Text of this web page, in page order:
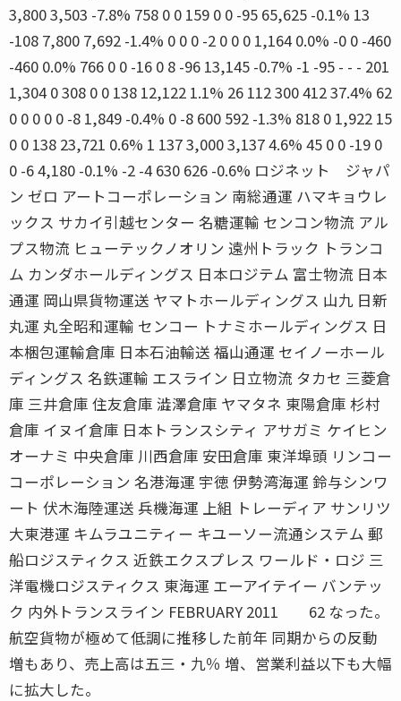
3,800 3,503 -7.8% 758 0 0 159 0 0 -95 65,625 -0.1% 13
-108 7,800 7,692 -1.4% 0 0 0 -2 0 0 0 1,164 0.0% -0 0 -460
-460 0.0% 766 0 0 -16 0 8 -96 13,145 -0.7% -1 -95 - - - 201
1,304 0 308 0 0 138 12,122 1.1% 26 112 300 412 37.4% 62
0 0 0 0 0 -8 1,849 -0.4% 0 -8 600 592 -1.3% 818 0 1,922 15
0 0 138 23,721 0.6% 1 137 3,000 3,137 4.6% 45 0 0 -19 0
0 -6 4,180 -0.1% -2 -4 630 626 -0.6% ロジネット ジャパ
ン ゼロ アートコーポレーション 南総通運 ハマキョウレ
ックス サカイ引越センター 名糖運輸 センコン物流 アル
プス物流 ヒューテックノオリン 遠州トラック トランコ
ム カンダホールディングス 日本ロジテム 富士物流 日本
通運 岡山県貨物運送 ヤマトホールディングス 山九 日新
丸運 丸全昭和運輸 センコー トナミホールディングス 日
本梱包運輸倉庫 日本石油輸送 福山通運 セイノーホール
ディングス 名鉄運輸 エスライン 日立物流 タカセ 三菱倉
庫 三井倉庫 住友倉庫 澁澤倉庫 ヤマタネ 東陽倉庫 杉村
倉庫 イヌイ倉庫 日本トランスシティ アサガミ ケイヒン
オーナミ 中央倉庫 川西倉庫 安田倉庫 東洋埠頭 リンコー
コーポレーション 名港海運 宇徳 伊勢湾海運 鈴与シンワ
ート 伏木海陸運送 兵機海運 上組 トレーディア サンリツ
大東港運 キムラユニティー キユーソー流通システム 郵
船ロジスティクス 近鉄エクスプレス ワールド・ロジ 三
洋電機ロジスティクス 東海運 エーアイテイー バンテッ
ク 内外トランスライン FEBRUARY 2011 62 なった。
航空貨物が極めて低調に推移した前年 同期からの反動
増もあり、売上高は五三・九％ 増、営業利益以下も大幅
に拡大した。